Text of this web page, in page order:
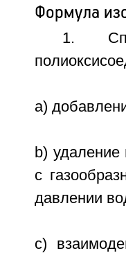
Формула
1.
a)
b) удаление
с
давлении
c)